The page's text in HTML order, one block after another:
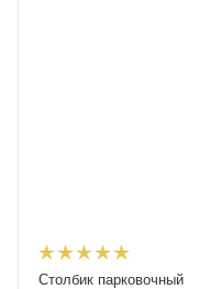
Столбик парковочный